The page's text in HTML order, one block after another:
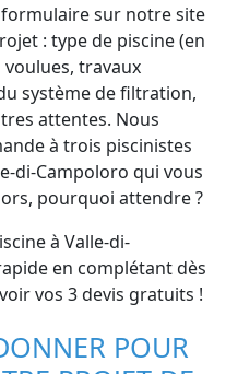
formulaire sur notre site
: type de piscine (en
travaux
système de filtration,
attentes. Nous
à trois piscinistes
di-Campoloro qui vous
pourquoi attendre ?
à Valle-di-
en complétant dès
vos 3 devis gratuits !
POUR